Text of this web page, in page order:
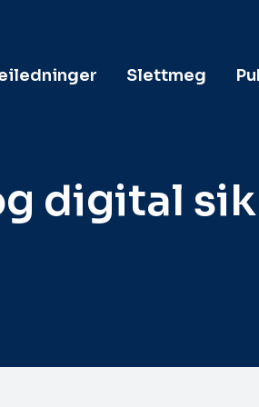
Slettmeg
digital